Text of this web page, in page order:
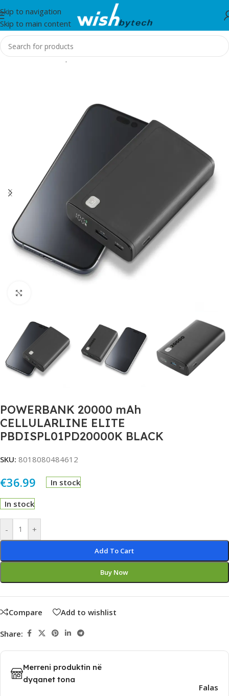
Skip to navigation
Skip to main content
Home/Aksesorë për mobil dhe IT
POWERBANK 20000 mAh
CELLULARLINE ELITE
PBDISPL01PD20000K BLACK
SKU: 8018080484612
€36.99 In stock
In stock
- +
Add To Cart
Buy Now
Alternative:
Compare Add to wishlist
Share:
Merreni produktin në
dyqanet tona
Falas